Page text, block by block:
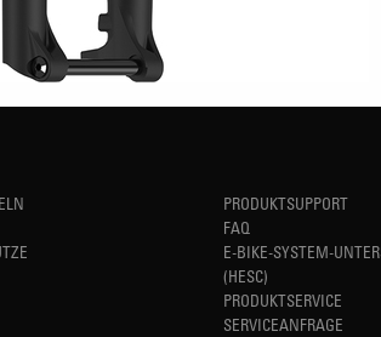
PRODUKTSUPPORT
FAQ
E-BIKE-SYSTEM-
(HESC)
PRODUKTSERVICE
SERVICEANFRAGE